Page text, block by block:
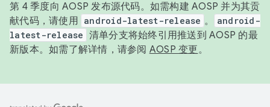
第 4 季度向 AOSP 发布源代码。如需构建 AOSP 并为其贡
献代码，请使用 android-latest-release 。
android-
latest-release 清单分支将始终引用推送到 AOSP 的最
新版本。如需了解详情，请参阅 AOSP 变更。